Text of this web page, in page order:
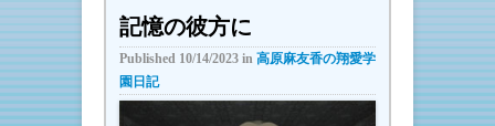
記憶の彼方に
Published 10/14/2023 in 高原麻友香の翔愛学
園日記